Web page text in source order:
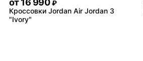
от16 990 ₽
Кроссовки Jordan Air Jordan 3
"Ivory"